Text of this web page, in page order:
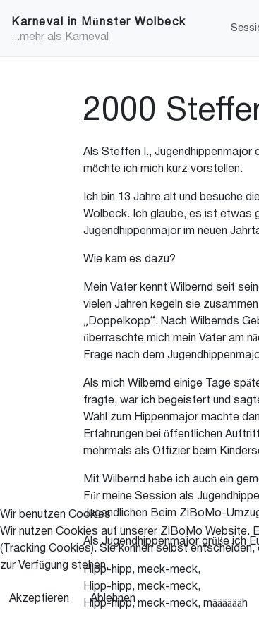
Karneval in Münster Wolbeck
...mehr als Karneval
2000
Als Steffen I., Jugendhippenmajor
möchte ich mich kurz vorstellen.
Ich bin 13 Jahre alt und besuche
Wolbeck. Ich glaube, es ist etwas
Jugendhippenmajor im neuen
Wie kam es dazu?
Mein Vater kennt Wilbernd seit
vielen Jahren kegeln sie
„Doppelkopp“. Nach Wilbernds
überraschte mich mein Vater am
Frage nach dem
Als mich Wilbernd einige Tage
fragte, war ich begeistert und
Wahl zum Hippenmajor machte
Erfahrungen bei öffentlichen
mehrmals als Offizier beim
Mit Wilbernd habe ich auch ein
Für meine Session als
Jugendlichen Beim ZiBoMo-
Als Jugendhippenmajor grüße ich
Hipp-hipp, meck-meck,
Hipp-hipp, meck-meck,
Hipp-hipp, meck-meck, määääääh
Wir benutzen Cookies
Wir nutzen Cookies auf unserer ZiBoMo Website.
(Tracking Cookies). Sie können selbst
zur Verfügung stehen.
Akzeptieren Ablehnen